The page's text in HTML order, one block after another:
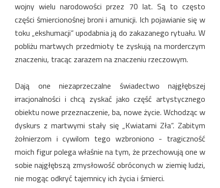
wojny wielu narodowości przez 70 lat. Są to często
części śmiercionośnej broni i amunicji. Ich pojawianie się w
toku „ekshumacji“ upodabnia ją do zakazanego rytuału. W
pobliżu martwych przedmioty te zyskują na morderczym
znaczeniu, tracąc zarazem na znaczeniu rzeczowym.
Dają one niezaprzeczalne świadectwo najgłębszej
irracjonalności i chcą zyskać jako część artystycznego
obiektu nowe przeznaczenie, ba, nowe życie. Wchodząc w
dyskurs z martwymi stały się „Kwiatami Zła“. Zabitym
żołnierzom i cywilom tego wzbroniono - tragiczność
moich figur polega właśnie na tym, że przechowują one w
sobie najgłębszą zmysłowość obróconych w ziemię ludzi,
nie mogąc odkryć tajemnicy ich życia i śmierci.